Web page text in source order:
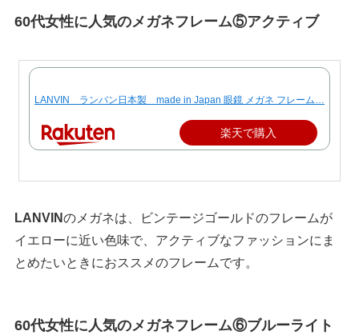
60代女性に人気のメガネフレーム⑤アクティブ
LANVIN ランバン日本製 made in Japan 眼鏡 メガネ フレーム…
楽天で購入
LANVINのメガネは、ビンテージゴールドのフレームが
イエローに近い色味で、アクティブなファッションにま
とめたいときにおススメのフレームです。
60代女性に人気のメガネフレーム⑥ブルーライト